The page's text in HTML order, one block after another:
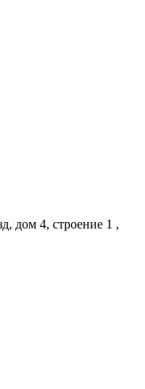
дом 4, строение 1 ,